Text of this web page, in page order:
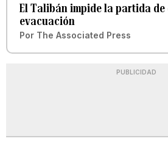
El Talibán impide la partida
evacuación
Por The Associated Press
PUBLICIDAD